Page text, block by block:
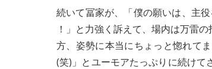
続いて冨家が、「僕の願いは、主
！」と力強く訴えて、場内は万雷
方、姿勢に本当にちょっと惚れて
(笑)」とユーモアたっぷりに続けて